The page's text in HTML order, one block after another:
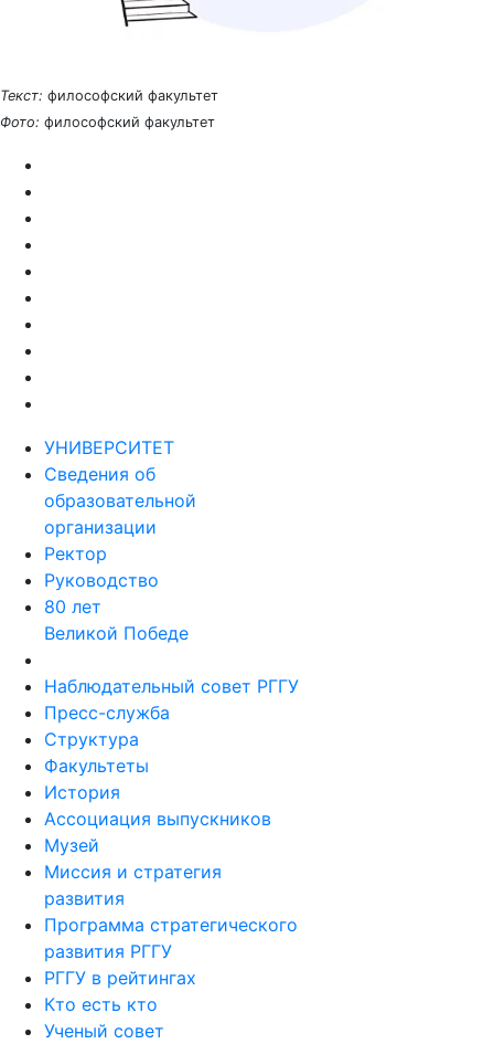
Текст: философский факультет
Фото: философский факультет
УНИВЕРСИТЕТ
Сведения об
образовательной
организации
Ректор
Руководство
80 лет
Великой Победе
Наблюдательный совет РГГУ
Пресс-служба
Структура
Факультеты
История
Ассоциация выпускников
Музей
Миссия и стратегия
развития
Программа стратегического
развития РГГУ
РГГУ в рейтингах
Кто есть кто
Ученый совет